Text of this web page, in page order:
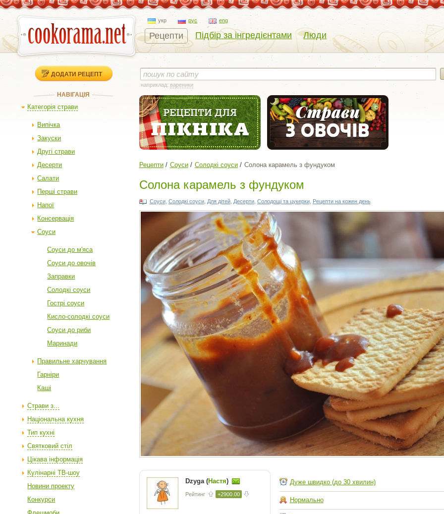
укр рус eng
Рецепти Підбір за інгредієнтами Люди
ДОДАТИ РЕЦЕПТ
НАВІГАЦІЯ
Категорія страви
Випічка
Закуски
Другі страви
Десерти
Салати
Перші страви
Напої
Консервація
Соуси
Соуси до м'яса
Соуси до овочів
Заправки
Солодкі соуси
Гострі соуси
Кисло-солодкі соуси
Соуси до риби
Маринади
Правильне харчування
Гарніри
Каші
Страви з...
Національна кухня
Тип кухні
Святковий стіл
Цікава інформація
Кулінарні ТВ-шоу
Новини проекту
Конкурси
наприклад: вареники
Рецепти Соуси Солодкі соуси Солона карамель з фундуком
Солона карамель з фундуком
Соуси, Солодкі соуси, Для дітей, Десерти, Солодощі та цукерки, Рецепти на кожен день
Dzyga (Настя)
Рейтинг +2900.00
Дуже швидко (до 30 хвилин)
Нормально